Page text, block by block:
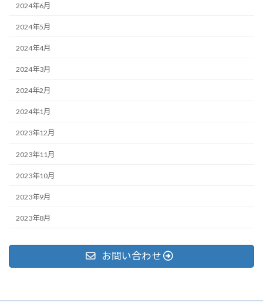
2024年6月
2024年5月
2024年4月
2024年3月
2024年2月
2024年1月
2023年12月
2023年11月
2023年10月
2023年9月
2023年8月
お問い合わせ